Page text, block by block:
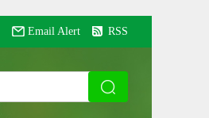
Email Alert RSS